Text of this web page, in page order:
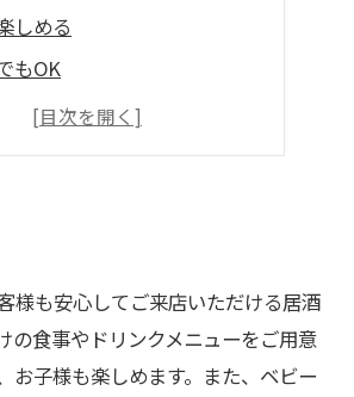
しめる
もOK
材も味わえる
ブルにコース料理を楽しめる
様も安心してご来店いただける居酒
の食事やドリンクメニューをご用意
お子様も楽しめます。また、ベビー